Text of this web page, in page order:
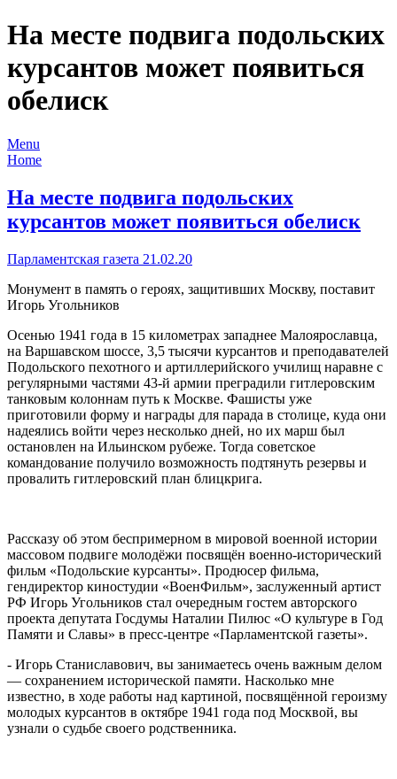
На месте подвига подольских
курсантов может появиться
обелиск
Menu
Home
На месте подвига подольских
курсантов может появиться обелиск
Парламентская газета 21.02.20
Монумент в память о героях, защитивших Москву, поставит
Игорь Угольников
Осенью 1941 года в 15 километрах западнее Малоярославца,
на Варшавском шоссе, 3,5 тысячи курсантов и преподавателей
Подольского пехотного и артиллерийского училищ наравне с
регулярными частями 43-й армии преградили гитлеровским
танковым колоннам путь к Москве. Фашисты уже
приготовили форму и награды для парада в столице, куда они
надеялись войти через несколько дней, но их марш был
остановлен на Ильинском рубеже. Тогда советское
командование получило возможность подтянуть резервы и
провалить гитлеровский план блицкрига.
Рассказу об этом беспримерном в мировой военной истории
массовом подвиге молодёжи посвящён военно-исторический
фильм «Подольские курсанты». Продюсер фильма,
гендиректор киностудии «ВоенФильм», заслуженный артист
РФ Игорь Угольников стал очередным гостем авторского
проекта депутата Госдумы Наталии Пилюс «О культуре в Год
Памяти и Славы» в пресс-центре «Парламентской газеты».
- Игорь Станиславович, вы занимаетесь очень важным делом
— сохранением исторической памяти. Насколько мне
известно, в ходе работы над картиной, посвящённой героизму
молодых курсантов в октябре 1941 года под Москвой, вы
узнали о судьбе своего родственника.